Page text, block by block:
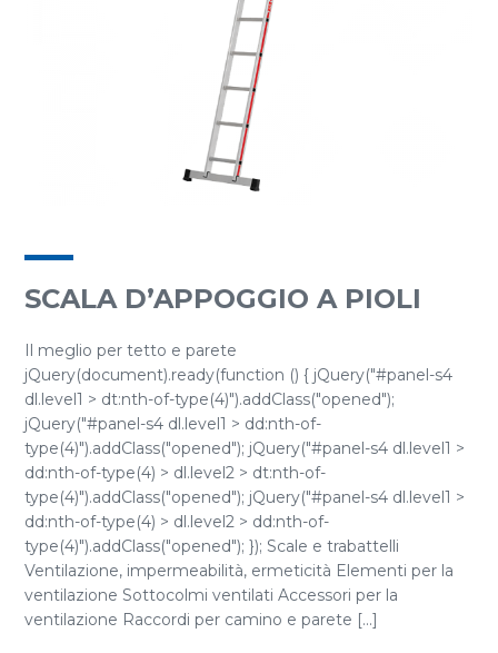
SCALA D’APPOGGIO A PIOLI
Il meglio per tetto e parete
jQuery(document).ready(function () { jQuery("#panel-s4
dl.level1 > dt:nth-of-type(4)").addClass("opened");
jQuery("#panel-s4 dl.level1 > dd:nth-of-
type(4)").addClass("opened"); jQuery("#panel-s4 dl.level1 >
dd:nth-of-type(4) > dl.level2 > dt:nth-of-
type(4)").addClass("opened"); jQuery("#panel-s4 dl.level1 >
dd:nth-of-type(4) > dl.level2 > dd:nth-of-
type(4)").addClass("opened"); }); Scale e trabattelli
Ventilazione, impermeabilità, ermeticità Elementi per la
ventilazione Sottocolmi ventilati Accessori per la
ventilazione Raccordi per camino e parete [...]